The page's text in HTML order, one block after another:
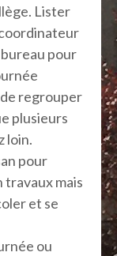
Lister
pour
regrouper
plusieurs
loin.
pour
travaux mais
et se
ou